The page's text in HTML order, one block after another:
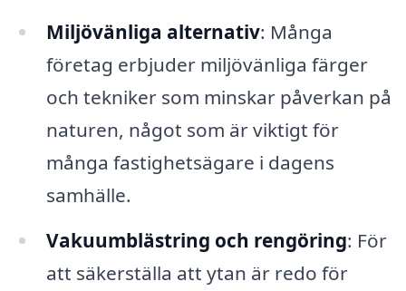
Miljövänliga alternativ: Många
företag erbjuder miljövänliga färger
och tekniker som minskar påverkan på
naturen, något som är viktigt för
många fastighetsägare i dagens
samhälle.
Vakuumblästring och rengöring: För
att säkerställa att ytan är redo för